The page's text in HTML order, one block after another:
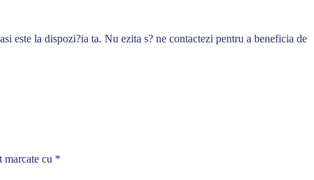
este la dispozi?ia ta. Nu ezita s? ne contactezi pentru a beneficia de
cu *